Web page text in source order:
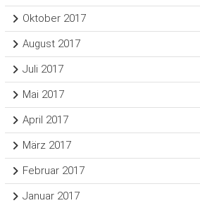
Oktober 2017
August 2017
Juli 2017
Mai 2017
April 2017
März 2017
Februar 2017
Januar 2017